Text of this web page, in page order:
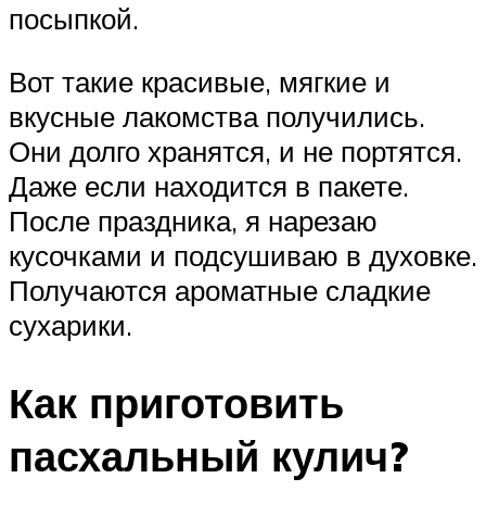
посыпкой.
Вот такие красивые, мягкие и
вкусные лакомства получились.
Они долго хранятся, и не портятся.
Даже если находится в пакете.
После праздника, я нарезаю
кусочками и подсушиваю в духовке.
Получаются ароматные сладкие
сухарики.
Как приготовить
пасхальный кулич?